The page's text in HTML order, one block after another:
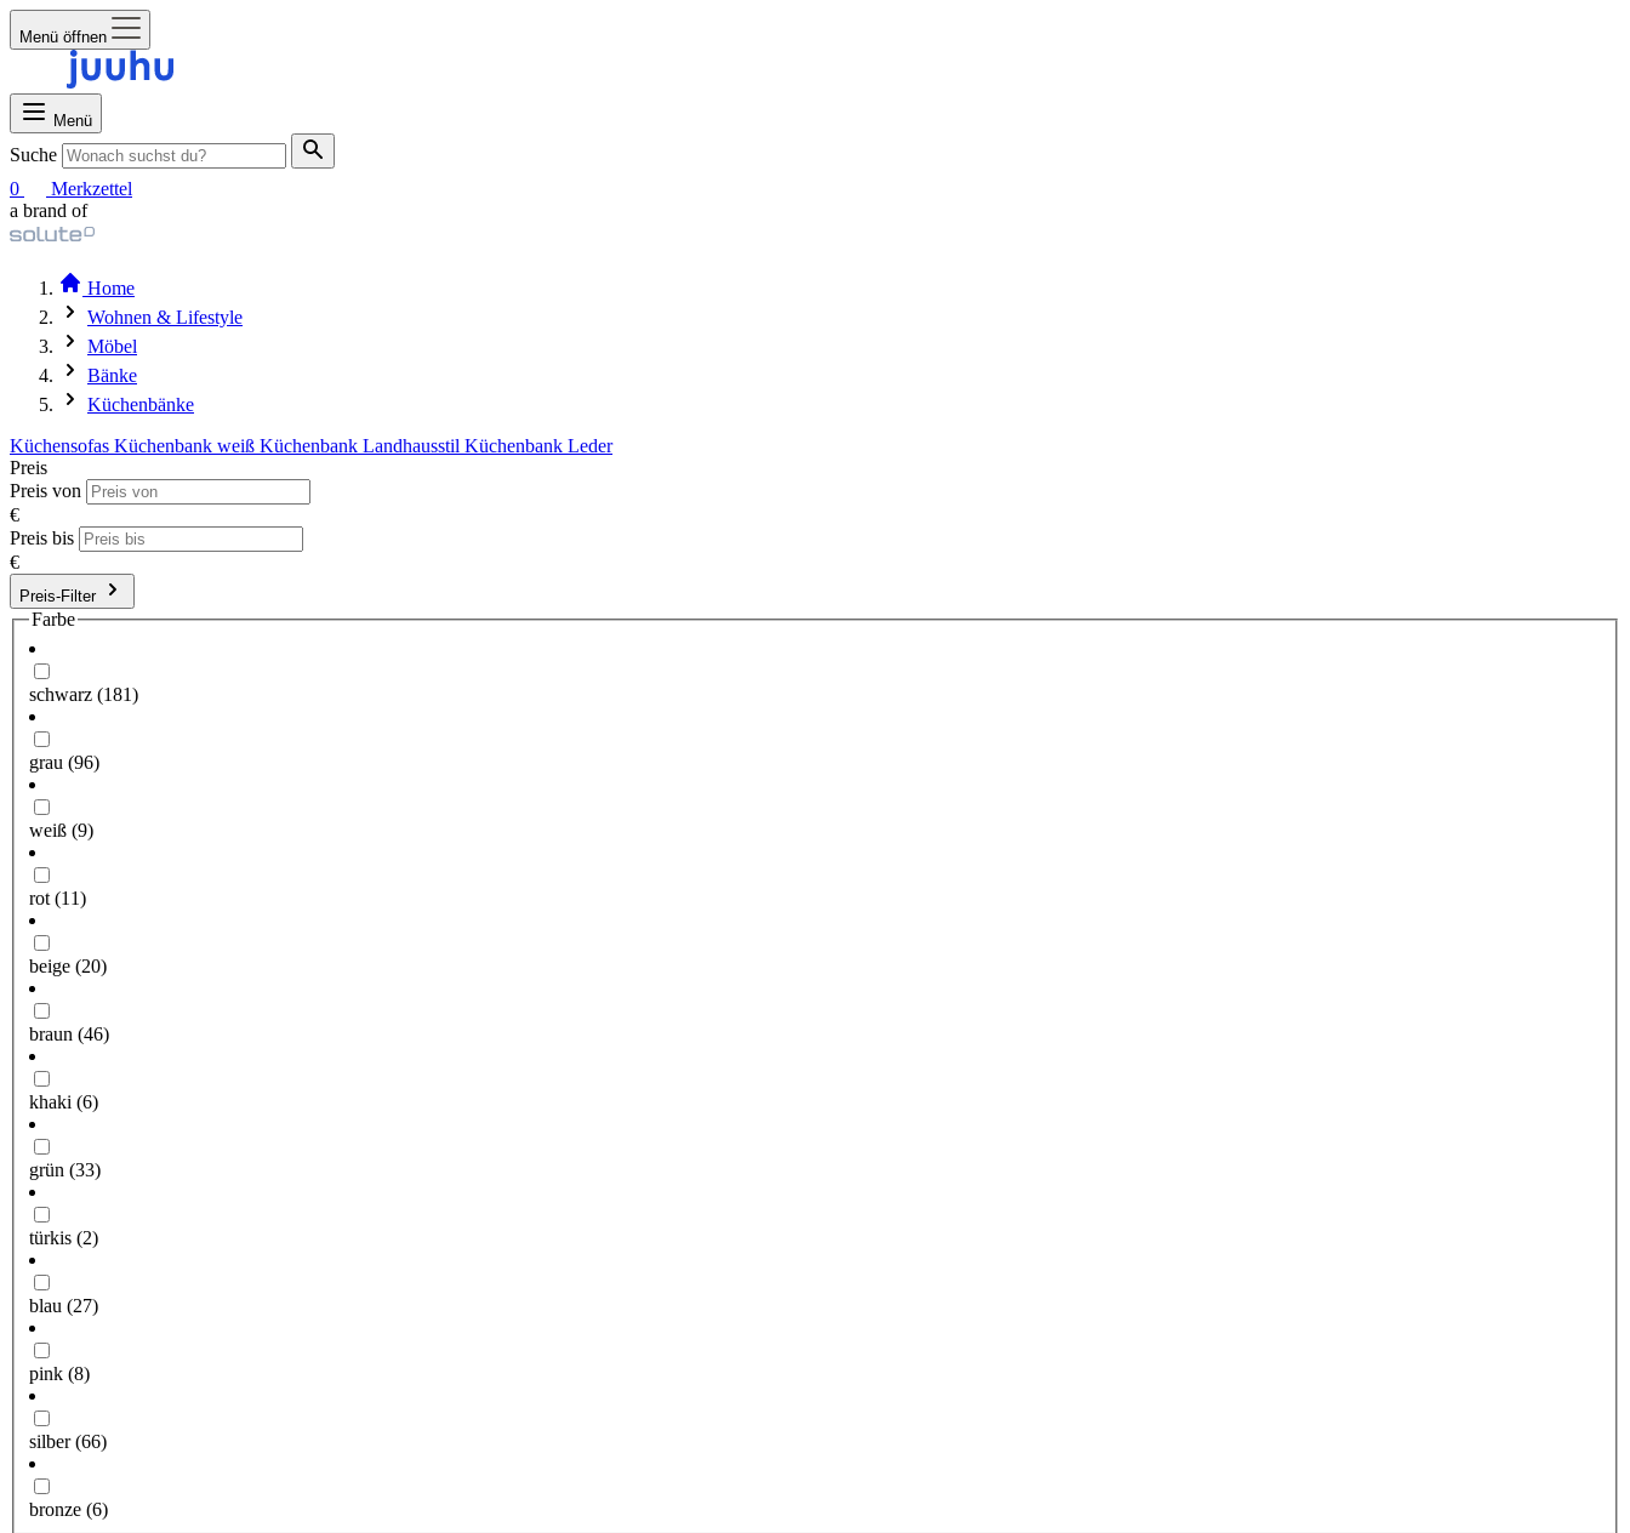
Menü öffnen
Menü
Suche
0
Merkzettel
a brand of
Home
Wohnen & Lifestyle
Möbel
Bänke
Küchenbänke
Küchensofas Küchenbank weiß Küchenbank Landhausstil Küchenbank Leder
Preis
Preis von
€
Preis bis
€
Preis-Filter
Farbe
schwarz (181)
grau (96)
weiß (9)
rot (11)
beige (20)
braun (46)
khaki (6)
grün (33)
türkis (2)
blau (27)
pink (8)
silber(66)
bronze (6)